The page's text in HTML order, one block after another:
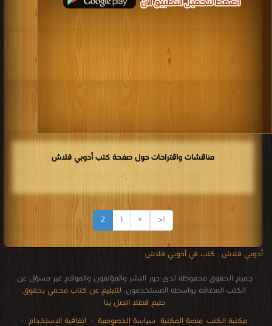
مناقشات واقتراحات حول صفحة كتب أدوبي فلاش
|<
«
1
2
أدوبي فلاش , كتب في أدوبي فلاش
جميع الحقوق محفوظة لدى دور النشر والمؤلفون والموقع غير مسؤل عن
الكتب المضافة بواسطة المستخدمون. للتبليغ عن كتاب محمي بحقوق
طبع فضلا اتصل بنا
مكتبة الكتب منصة المكتبة سياسة الخصوصية · اتفاقية الاستخدام ·